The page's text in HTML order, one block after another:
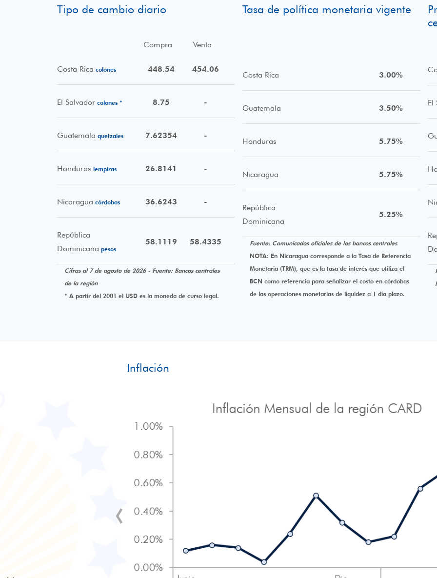
Tipo de cambio diario
Compra Venta
Costa Rica colones 448.54 454.06
El Salvador colones * 8.75 -
Guatemala quetzales 7.62354 -
Honduras lempiras 26.8141 -
Nicaragua córdobas 36.6243 -
República
Dominicana pesos
58.1119 58.4335
Cifras al 7 de agosto de 2026 - Fuente: Bancos centrales
de la región
* A partir del 2001 el USD es la moneda de curso legal.
Tasa de política monetaria vigente
Costa Rica 3.00%
Guatemala 3.50%
Honduras 5.75%
Nicaragua 5.75%
República
Dominicana
5.25%
Fuente: Comunicados oficiales de los bancos centrales
NOTA: En Nicaragua corresponde a la Tasa de Referencia
Monetaria (TRM), que es la tasa de interés que utiliza el
BCN como referencia para señalizar el costo en córdobas
de las operaciones monetarias de liquidez a 1 día plazo.
El
Inflación
‹